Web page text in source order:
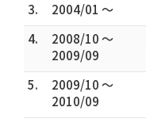
3.
2004/01 ～
4.
2008/10 ～
2009/09
5.
2009/10 ～
2010/09